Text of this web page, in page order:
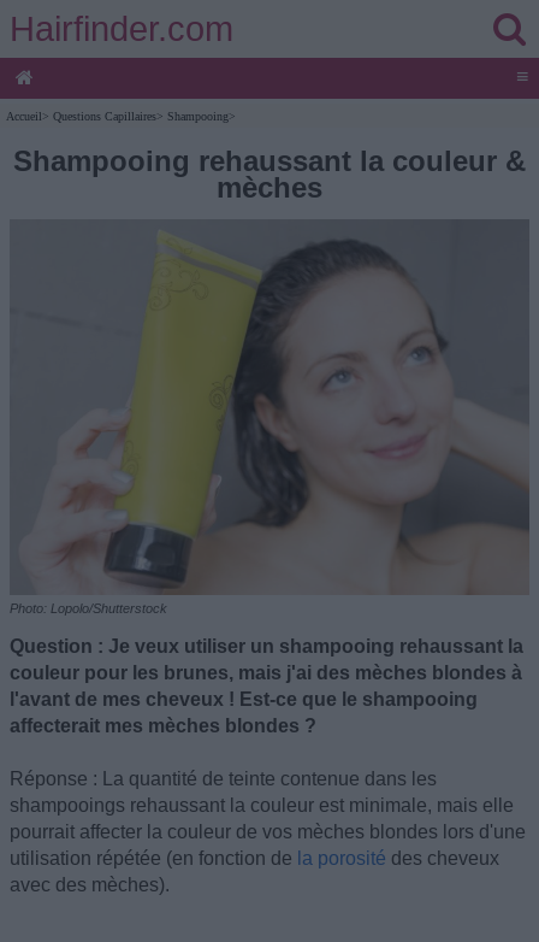
Hairfinder.com
≡
Accueil> Questions Capillaires> Shampooing>
Shampooing rehaussant la couleur &
mèches
Photo: Lopolo/Shutterstock
Question : Je veux utiliser un shampooing rehaussant la
couleur pour les brunes, mais j'ai des mèches blondes à
l'avant de mes cheveux ! Est-ce que le shampooing
affecterait mes mèches blondes ?
Réponse : La quantité de teinte contenue dans les
shampooings rehaussant la couleur est minimale, mais elle
pourrait affecter la couleur de vos mèches blondes lors d'une
utilisation répétée (en fonction de la porosité des cheveux
avec des mèches).